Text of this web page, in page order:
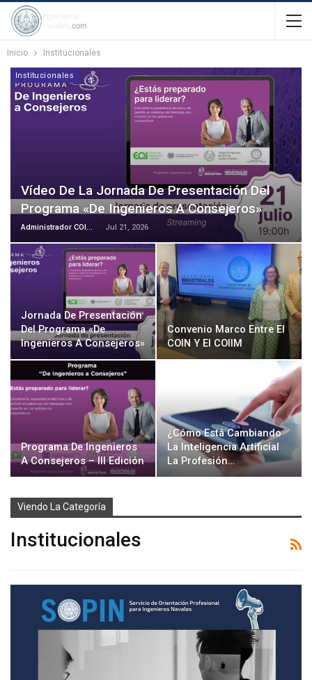
Inicio Institucionales
Institucionales
Vídeo De La Jornada De Presentación Del
Programa «De Ingenieros A Consejeros»
Administrador COIN-AINE Jul 21, 2026
Jornada De Presentación
Del Programa «De
Ingenieros A Consejeros»
Convenio Marco Entre El
COIN Y El COIIM
Programa De Ingenieros
A Consejeros – III Edición
¿Cómo Está Cambiando
La Inteligencia Artificial
La Profesión…
Viendo La Categoría
Institucionales